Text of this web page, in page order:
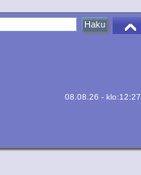
08.08.26 - klo:12:27